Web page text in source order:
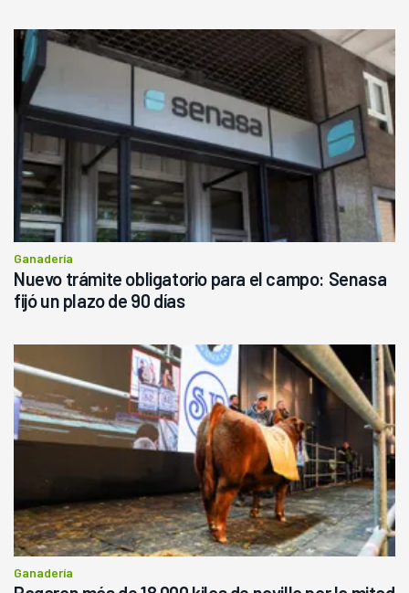
Ganadería
Nuevo trámite obligatorio para el campo: Senasa
fijó un plazo de 90 días
Ganadería